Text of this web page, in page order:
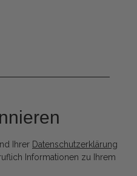
Ihrer Datenschutzerklärung
Informationen zu Ihrem